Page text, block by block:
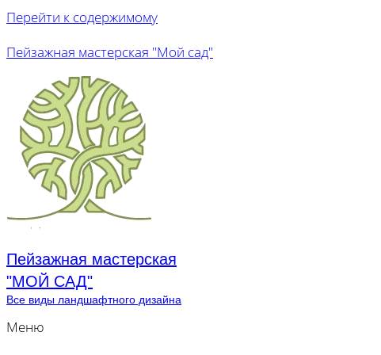
Перейти к содержимому
Пейзажная мастерская "Мой сад"
Пейзажная мастерская
"МОЙ САД"
Все виды ландшафтного дизайна
Меню